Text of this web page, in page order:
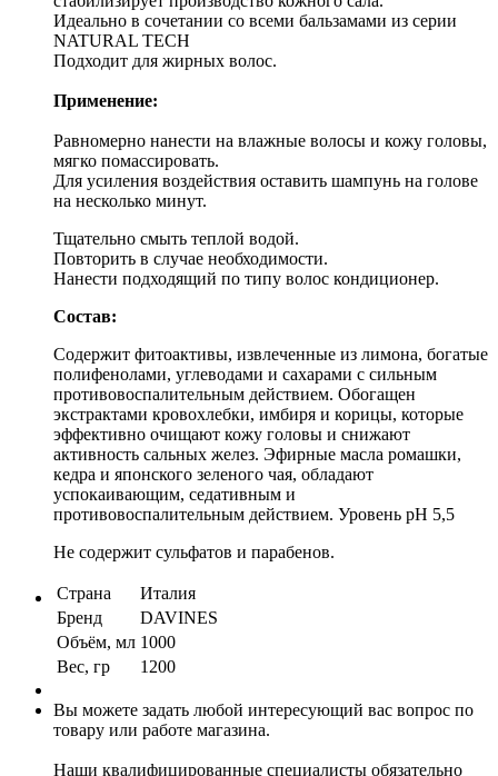
Идеально в сочетании со всеми бальзамами из серии
NATURAL TECH
Подходит для жирных волос.
Применение:
Равномерно нанести на влажные волосы и кожу головы,
мягко помассировать.
Для усиления воздействия оставить шампунь на голове
на несколько минут.
Тщательно смыть теплой водой.
Повторить в случае необходимости.
Нанести подходящий по типу волос кондиционер.
Состав:
Содержит фитоактивы, извлеченные из лимона, богатые
полифенолами, углеводами и сахарами с сильным
противовоспалительным действием. Обогащен
экстрактами кровохлебки, имбиря и корицы, которые
эффективно очищают кожу головы и снижают
активность сальных желез. Эфирные масла ромашки,
кедра и японского зеленого чая, обладают
успокаивающим, седативным и
противовоспалительным действием. Уровень рН 5,5
Не содержит сульфатов и парабенов.
Страна
Италия
Бренд
DAVINES
Объём, мл 1000
Вес, гр
1200
Вы можете задать любой интересующий вас вопрос по
товару или работе магазина.
Наши квалифицированные специалисты обязательно